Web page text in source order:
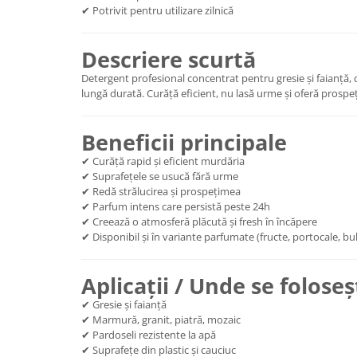
✔ Potrivit pentru utilizare zilnică
Descriere scurtă
Detergent profesional concentrat pentru gresie și
lungă durată. Curăță eficient, nu lasă urme și oferă
Beneficii principale
✔ Curăță rapid și eficient murdăria
✔ Suprafețele se usucă fără urme
✔ Redă strălucirea și prospețimea
✔ Parfum intens care persistă peste 24h
✔ Creează o atmosferă plăcută și fresh în încăpere
✔ Disponibil și în variante parfumate (fructe, portocale,
Aplicații / Unde se
✔ Gresie și faianță
✔ Marmură, granit, piatră, mozaic
✔ Pardoseli rezistente la apă
✔ Suprafețe din plastic și cauciuc